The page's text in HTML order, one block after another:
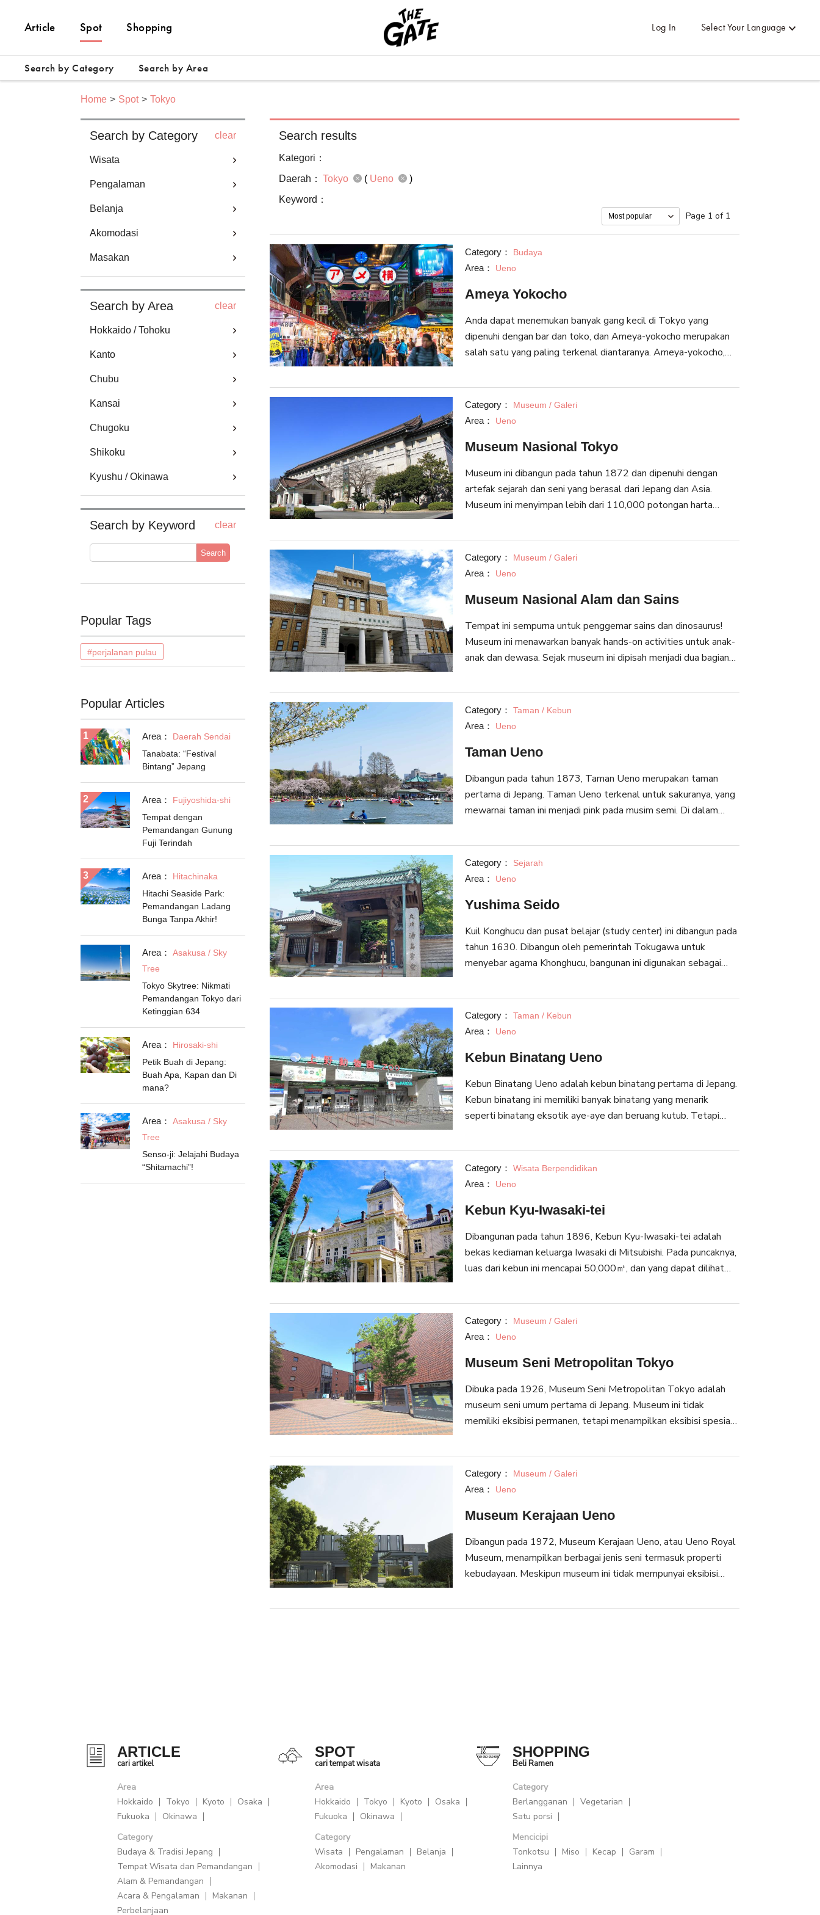
Article Spot Shopping Log In Select Your Language
Search by Category Search by Area
Home Spot Tokyo
Search by Category clear
Wisata
Pengalaman
Belanja
Akomodasi
Masakan
Search by Area clear
Hokkaido / Tohoku
Kanto
Chubu
Kansai
Chugoku
Shikoku
Kyushu / Okinawa
Search by Keyword clear
Search
Popular Tags
#perjalanan pulau
Popular Articles
Area：
Daerah Sendai
Tanabata: “Festival
Bintang” Jepang
Area：
Fujiyoshida-shi
Tempat dengan
Pemandangan Gunung
Fuji Terindah
Area：
Hitachinaka
Hitachi Seaside Park:
Pemandangan Ladang
Bunga Tanpa Akhir!
Area：
Asakusa / Sky
Tree
Tokyo Skytree: Nikmati
Pemandangan Tokyo dari
Ketinggian 634
Area：
Hirosaki-shi
Petik Buah di Jepang:
Buah Apa, Kapan dan Di
mana?
Area：
Asakusa / Sky
Tree
Senso-ji: Jelajahi Budaya
“Shitamachi”!
Search results
Kategori：
Daerah： Tokyo ( Ueno
)
Keyword：
Page 1 of 1
Category： Budaya
Area： Ueno
Ameya Yokocho
Anda dapat menemukan banyak gang kecil di Tokyo yang
dipenuhi dengan bar dan toko, dan Ameya-yokocho merupakan
salah satu yang paling terkenal diantaranya. Ameya-yokocho,
pasar gelap setelah Perang Dunia II. Sekarang, anda dapat
membeli apapun dari ikan segar sampai souvenir.
Category： Museum / Galeri
Area： Ueno
Museum Nasional Tokyo
Museum ini dibangun pada tahun 1872 dan dipenuhi dengan
artefak sejarah dan seni yang berasal dari Jepang dan Asia.
Museum ini menyimpan lebih dari 110,000 potongan harta
lalu. Anda tidak perlu khawatir karena sebagian besar
penjelasan terdapat dalam Bahasa Inggris.
Category： Museum / Galeri
Area： Ueno
Museum Nasional Alam dan Sains
Tempat ini sempurna untuk penggemar sains dan dinosaurus!
Museum ini menawarkan banyak hands-on activities untuk anak-
anak dan dewasa. Sejak museum ini dipisah menjadi dua bagian
artefak dan pameran dari seluruh dunia. Deskripsi terdapat
dalam Bahasa Inggris, Cina dan Korea. Anda juga dapat
meminjam panduan audio juga tersedia dalam Bahasa Inggris.
Category： Taman / Kebun
Area： Ueno
Taman Ueno
Dibangun pada tahun 1873, Taman Ueno merupakan taman
pertama di Jepang. Taman Ueno terkenal untuk sakuranya, yang
mewarnai taman ini menjadi pink pada musim semi. Di dalam
kebun binatang, museum, kafe dan restoran.
Category： Sejarah
Area： Ueno
Yushima Seido
Kuil Konghucu dan pusat belajar (study center) ini dibangun pada
tahun 1630. Dibangun oleh pemerintah Tokugawa untuk
menyebar agama Khonghucu, bangunan ini digunakan sebagai
Restorasi Meiji, Yushima Seido dijadikan pusat Pendidikan dan
merupakan dasar dari Universitas Tokyo, Universitas Tsukuba
dan Universitas Ochanomizu. Karena latar belakang
diterima di sekolah pilihannya.
Category： Taman / Kebun
Area： Ueno
Kebun Binatang Ueno
Kebun Binatang Ueno adalah kebun binatang pertama di Jepang.
Kebun binatang ini memiliki banyak binatang yang menarik
seperti binatang eksotik aye-aye dan beruang kutub. Tetapi
yang dipenuhi oleh wisatawan. Kebun Binatang Ueno adalah
salah satu kebun binatang yang paling terkenal di Jepang dan
merupakan tempat yang dapat dinikmati oleh semua.
Category： Wisata Berpendidikan
Area： Ueno
Kebun Kyu-Iwasaki-tei
Dibangunan pada tahun 1896, Kebun Kyu-Iwasaki-tei adalah
bekas kediaman keluarga Iwasaki di Mitsubishi. Pada puncaknya,
luas dari kebun ini mencapai 50,000㎡, dan yang dapat dilihat
dari zaman Meiji ini akan membuat Anda terkagum dan
terpesona.
Category： Museum / Galeri
Area： Ueno
Museum Seni Metropolitan Tokyo
Dibuka pada 1926, Museum Seni Metropolitan Tokyo adalah
museum seni umum pertama di Jepang. Museum ini tidak
memiliki eksibisi permanen, tetapi menampilkan eksibisi spesial
dilakukan di sini termasuk Vincent van Gogh dan Claude Monet.
Museum ini adalah tempat yang dapat dinikmati oleh semua
wisatawan.
Category： Museum / Galeri
Area： Ueno
Museum Kerajaan Ueno
Dibangun pada 1972, Museum Kerajaan Ueno, atau Ueno Royal
Museum, menampilkan berbagai jenis seni termasuk properti
kebudayaan. Meskipun museum ini tidak mempunyai eksibisi
seperti VOCA (visi seni kontemporer) dan eksibisi public
ARTICLE
cari artikel
Area
Hokkaido
Tokyo Kyoto
Osaka
Fukuoka
Okinawa
Category
Budaya & Tradisi Jepang
Tempat Wisata dan Pemandangan
Alam & Pemandangan
Acara & Pengalaman
Makanan
Perbelanjaan
SPOT
cari tempat wisata
Area
Hokkaido
Tokyo Kyoto
Osaka
Fukuoka
Okinawa
Category
Wisata
Pengalaman
Belanja
Akomodasi
Makanan
SHOPPING
Beli Ramen
Category
Berlangganan
Vegetarian
Satu porsi
Mencicipi
Tonkotsu
Miso Kecap
Garam
Lainnya